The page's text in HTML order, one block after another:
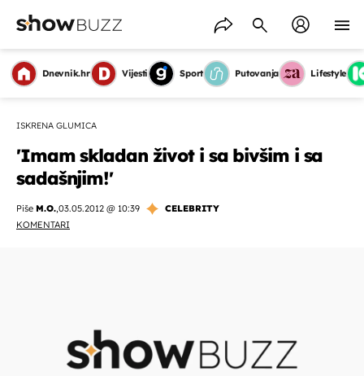
Dnevnik.hr Vijesti Sport Putovanja Lifestyle
ISKRENA GLUMICA
'Imam skladan život i sa bivšim i sa
sadašnjim!'
Piše M.O.,03.05.2012 @ 10:39
CELEBRITY
KOMENTARI